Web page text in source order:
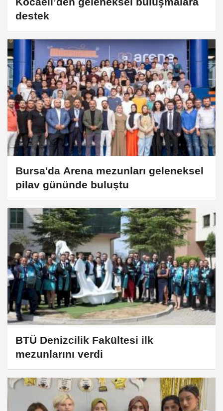
destek
Bursa'da Arena mezunları geleneksel
pilav gününde buluştu
BTÜ Denizcilik Fakültesi ilk
mezunlarını verdi